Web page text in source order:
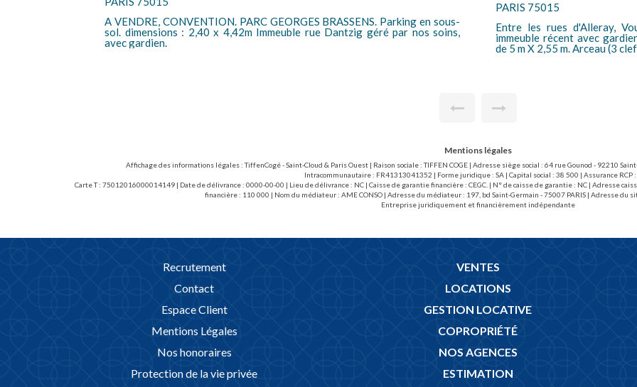
PARIS 75015
Entre les rues d'Alleray, Vouillé, Thiboumery et Brancion, au sein d'un
immeuble récent avec gardien, au 4ème sous-sol, emplacement de parking
de 5 m X 2,55 m. Arceau (3 clefs).
PARIS 75015
A VENDRE, CONVENTION.
sous-sol et en enfilade.
géré par nos soins, avec
Mentions légales
Affichage des informations légales : TiffenCogé - Saint-Cloud & Paris Ouest | Raison sociale : TIFFEN COGE | Adresse siège social : 64 rue Gounod - 92210
Intracommunautaire : FR41313041352 | Forme juridique : SA | Capital social : 38 500 | Assurance RCP :
Carte T : 75012016000014149 | Date de délivrance : 0000-00-00 | Lieu de délivrance : NC | Caisse de garantie financière : CEGC. | N° de caisse de garantie : NC | Adresse
financière : 110 000 | Nom du médiateur : AME CONSO | Adresse du médiateur : 197, bd Saint-Germain - 75007 PARIS | Adresse du
Entreprise juridiquement et financièrement indépendante
Recrutement
Contact
Espace Client
Mentions Légales
Nos honoraires
Protection de la vie privée
VENTES
LOCATIONS
GESTION LOCATIVE
COPROPRIÉTÉ
NOS AGENCES
ESTIMATION